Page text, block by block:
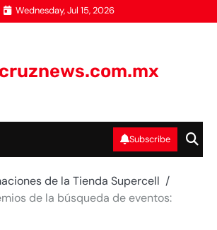
Wednesday, Jul 15, 2026
Subscribe
de la Tienda Supercell
de la búsqueda de eventos: